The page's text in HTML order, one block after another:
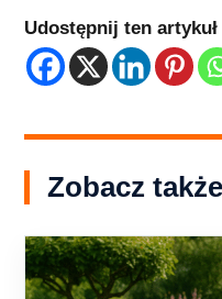
Udostępnij ten artykuł
Zobacz także